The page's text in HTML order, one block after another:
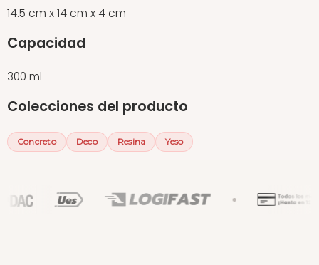
14.5 cm x 14 cm x 4 cm
Capacidad
300 ml
Colecciones del producto
Concreto Deco Resina Yeso